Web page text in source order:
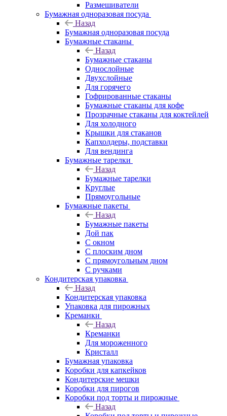
Размешиватели
Бумажная одноразовая посуда
Назад
Бумажная одноразовая посуда
Бумажные стаканы
Назад
Бумажные стаканы
Однослойные
Двухслойные
Для горячего
Гофрированные стаканы
Бумажные стаканы для кофе
Прозрачные стаканы для коктейлей
Для холодного
Крышки для стаканов
Капхолдеры, подставки
Для вендинга
Бумажные тарелки
Назад
Бумажные тарелки
Круглые
Прямоугольные
Бумажные пакеты
Назад
Бумажные пакеты
Дой пак
С окном
С плоским дном
С прямоугольным дном
С ручками
Кондитерская упаковка
Назад
Кондитерская упаковка
Упаковка для пирожных
Креманки
Назад
Креманки
Для мороженного
Кристалл
Бумажная упаковка
Коробки для капкейков
Кондитерские мешки
Коробки для пирогов
Коробки под торты и пирожные
Назад